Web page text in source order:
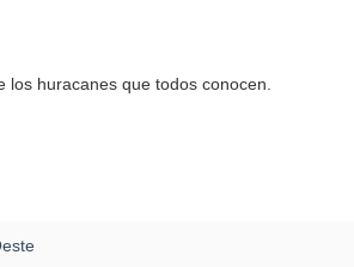
huracanes que todos conocen.